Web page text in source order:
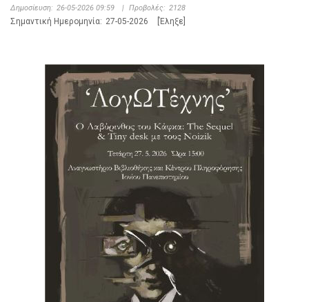
Δημοσίευση: 26-05-2026 09:59 | Προβολές: 2128
Σημαντική Ημερομηνία: 27-05-2026 [Έληξε]